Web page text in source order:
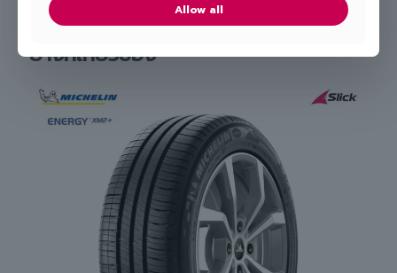
Slick
ยางที่เกี่ยวข้อง
Allow all